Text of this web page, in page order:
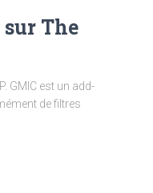
The
GMIC est un add-
de filtres